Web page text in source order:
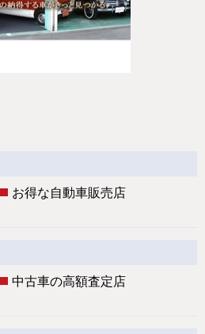
お得な自動車販売店
中古車の高額査定店